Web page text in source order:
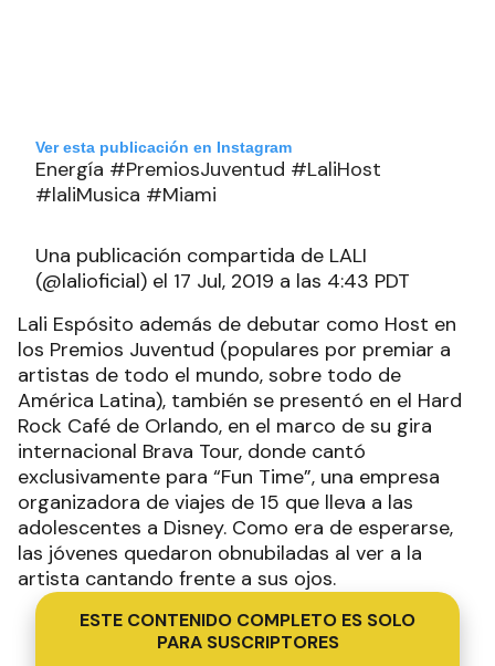
Ver esta publicación en Instagram
Energía #PremiosJuventud #LaliHost
#laliMusica #Miami
Una publicación compartida de LALI
(@lalioficial) el 17 Jul, 2019 a las 4:43 PDT
Lali Espósito además de debutar como Host en
los Premios Juventud (populares por premiar a
artistas de todo el mundo, sobre todo de
América Latina), también se presentó en el Hard
Rock Café de Orlando, en el marco de su gira
internacional Brava Tour, donde cantó
exclusivamente para “Fun Time”, una empresa
organizadora de viajes de 15 que lleva a las
adolescentes a Disney. Como era de esperarse,
las jóvenes quedaron obnubiladas al ver a la
artista cantando frente a sus ojos.
ESTE CONTENIDO COMPLETO ES SOLO
PARA SUSCRIPTORES